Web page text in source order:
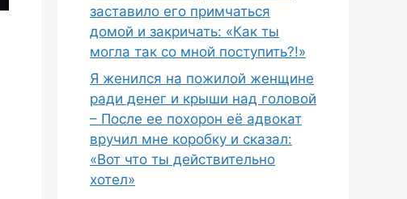
заставило его примчаться
домой и закричать: «Как ты
могла так со мной поступить?!»
Я женился на пожилой женщине
ради денег и крыши над головой
– После ее похорон её адвокат
вручил мне коробку и сказал:
«Вот что ты действительно
хотел»